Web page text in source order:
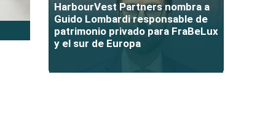
HarbourVest Partners nombra a
Guido Lombardi responsable de
patrimonio privado para FraBeLux
y el sur de Europa